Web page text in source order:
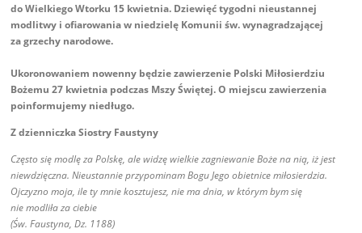
do Wielkiego Wtorku 15 kwietnia. Dziewięć tygodni nieustannej
modlitwy i ofiarowania w niedzielę Komunii św. wynagradzającej
za grzechy narodowe.
Ukoronowaniem nowenny będzie zawierzenie Polski Miłosierdziu
Bożemu 27 kwietnia podczas Mszy Świętej. O miejscu zawierzenia
poinformujemy niedługo.
Z dzienniczka Siostry Faustyny
Często się modlę za Polskę, ale widzę wielkie zagniewanie Boże na nią, iż jest
niewdzięczna. Nieustannie przypominam Bogu Jego obietnice miłosierdzia.
Ojczyzno moja, ile ty mnie kosztujesz, nie ma dnia, w którym bym się
nie modliła za ciebie
(Św. Faustyna, Dz. 1188)